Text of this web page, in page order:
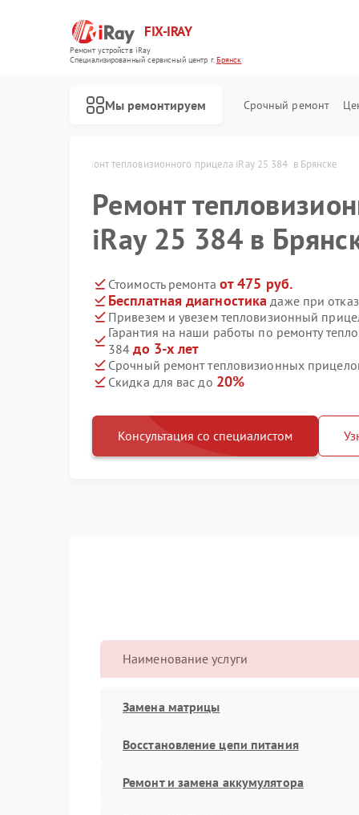
FIX-IRAY
Ремонт устройств iRay
Специализированный cервисный центр г.Брянск
Мы ремонтируем Срочный ремонт
Ремонт тепловизионного прицела iRay 25 384  в Брянске
Ремонт
iRay 25 384 в
Стоимость ремонта от 475 руб.
Бесплатная диагностика даже при
Привезем и увезем тепловизионный
Гарантия на наши работы по ремонту
384до 3-х лет
Срочный ремонт тепловизионных
Скидка для вас до 20%
Консультация со специалистом
Наименование услуги
Замена матрицы
Восстановление цепи питания
Ремонт и замена аккумулятора